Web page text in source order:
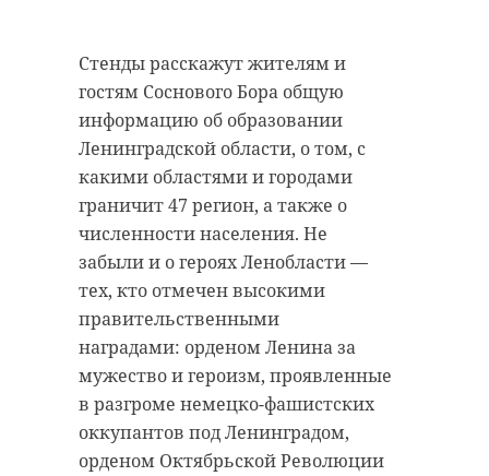
Стенды расскажут жителям и
гостям Соснового Бора общую
информацию об образовании
Ленинградской области, о том, с
какими областями и городами
граничит 47 регион, а также о
численности населения. Не
забыли и о героях Ленобласти —
тех, кто отмечен высокими
правительственными
наградами: орденом Ленина за
мужество и героизм, проявленные
в разгроме немецко-фашистских
оккупантов под Ленинградом,
орденом Октябрьской Революции
с родными ютится в
однокомнатной квартире.
Сенатор от Ленобласти помог с
составлением заявлений и взял
решение вопроса на контроль.
Оказали помощь в
заявлений. Будем
держать вопрос на
контроле
Сергей Перминов,
сенатор РФ от
кадрами автор поделился в
телеграм-канале "Астро Фото
Болото".
Автору видео открылась
удивительная картина, которую
он поспешил запечатлеть: будний
день, глубокая ночь, а на
набережных города гуляет
огромное количество
петербуржцев и гостей Северной
столицы. Все наслаждаются
видами и наблюдают за
разводящимися мостами.
На некоторое время небо